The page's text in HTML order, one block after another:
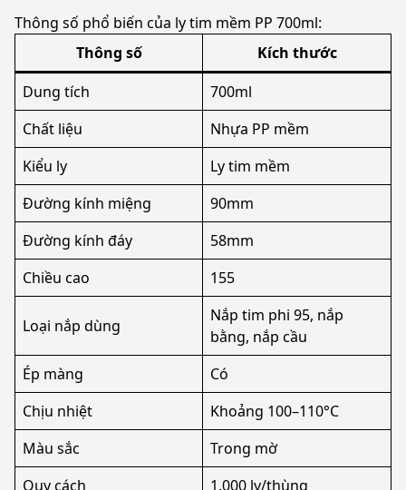
Thông số phổ biến của ly tim mềm PP 700ml:
Thông số
Kích thước
Dung tích
700ml
Chất liệu
Nhựa PP mềm
Kiểu ly
Ly tim mềm
Đường kính miệng
90mm
Đường kính đáy
58mm
Chiều cao
155
Loại nắp dùng
Nắp tim phi 95, nắp
bằng, nắp cầu
Ép màng
Có
Chịu nhiệt
Khoảng 100–110°C
Màu sắc
Trong mờ
Quy cách
1.000 ly/thùng